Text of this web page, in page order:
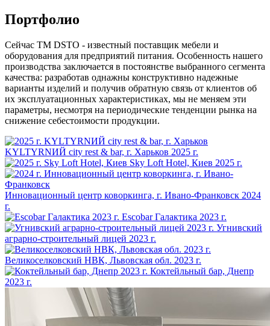
Портфолио
Сейчас TM DSTO - известный поставщик мебели и
оборудования для предприятий питания. Особенность нашего
производства заключается в постоянстве выбранного сегмента
качества: разработав однажны конструктивно надежные
варианты изделий и получив обратную связь от клиентов об
их эксплуатационных характеристиках, мы не меняем эти
параметры, несмотря на периодические тенденции рынка на
снижение себестоимости продукции.
KYLTYRNИЙ city rest & bar, г. Харьков 2025 г.
Sky Loft Hotel, Киев 2025 г.
Инновационный центр коворкинга, г. Ивано-Франковск 2024
г.
Escobar Галактика 2023 г.
Угнивский
аграрно-строительный лицей 2023 г.
Великоселковский НВК, Львовская обл. 2023 г.
Коктейльный бар, Днепр
2023 г.